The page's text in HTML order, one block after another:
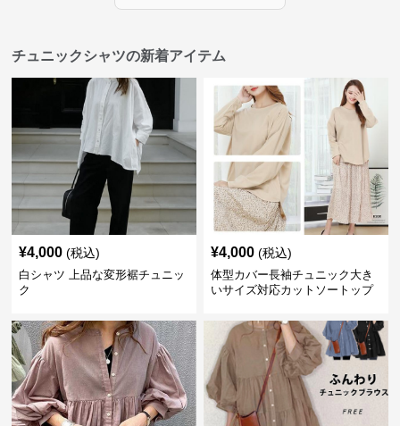
チュニックシャツの新着アイテム
¥4,000 (税込)
白シャツ 上品な変形裾チュニッ
ク
¥4,000 (税込)
体型カバー長袖チュニック大き
いサイズ対応カットソートップ